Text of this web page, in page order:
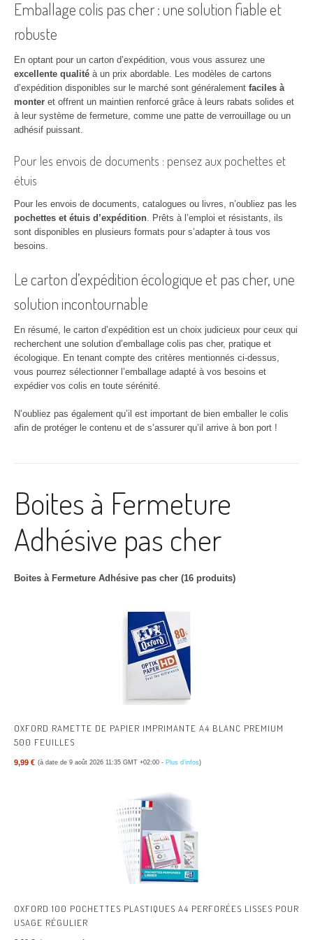
Emballage colis pas cher : une solution fiable et
robuste
En optant pour un carton d’expédition, vous vous assurez une
excellente qualité à un prix abordable. Les modèles de cartons
d’expédition disponibles sur le marché sont généralement faciles à
monter et offrent un maintien renforcé grâce à leurs rabats solides et
à leur système de fermeture, comme une patte de verrouillage ou un
adhésif puissant.
Pour les envois de documents : pensez aux pochettes et
étuis
Pour les envois de documents, catalogues ou livres, n’oubliez pas les
pochettes et étuis d’expédition. Prêts à l’emploi et résistants, ils
sont disponibles en plusieurs formats pour s’adapter à tous vos
besoins.
Le carton d’expédition écologique et pas cher, une
solution incontournable
En résumé, le carton d’expédition est un choix judicieux pour ceux qui
recherchent une solution d’emballage colis pas cher, pratique et
écologique. En tenant compte des critères mentionnés ci-dessus,
vous pourrez sélectionner l’emballage adapté à vos besoins et
expédier vos colis en toute sérénité.
N’oubliez pas également qu’il est important de bien emballer le colis
afin de protéger le contenu et de s’assurer qu’il arrive à bon port !
Boites à Fermeture
Adhésive pas cher
Boites à Fermeture Adhésive pas cher (16 produits)
OXFORD RAMETTE DE PAPIER IMPRIMANTE A4 BLANC PREMIUM
500 FEUILLES
9,99 € (à date de 9 août 2026 11:35 GMT +02:00 - Plus d’infos)
OXFORD 100 POCHETTES PLASTIQUES A4 PERFORÉES LISSES POUR
USAGE RÉGULIER